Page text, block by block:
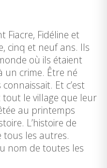
Fiacre, Fidéline et
cinq et neuf ans. Ils
où ils étaient
un crime. Être né
Et c’est
le village que leur
au printemps
L’histoire de
les autres.
nom de toutes les